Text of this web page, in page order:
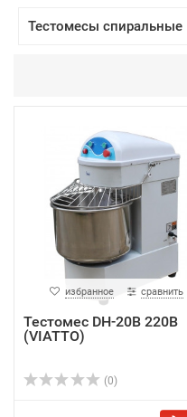
Тестомесы спиральные
избранное сравнить
Тестомес DH-20B 220В
(VIATTO)
(0)